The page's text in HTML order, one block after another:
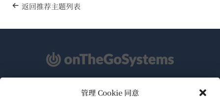
管理 Cookie 同意
返回推荐主题列表
关于WPML